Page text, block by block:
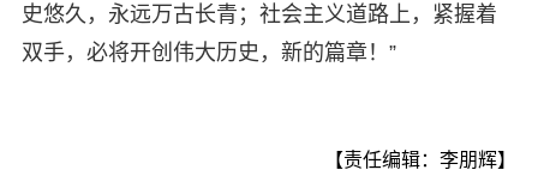
史悠久，永远万古长青；社会主义道路上，紧握着
双手，必将开创伟大历史，新的篇章！”
【责任编辑：李朋辉】